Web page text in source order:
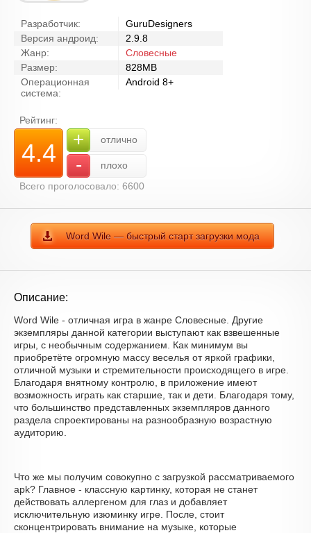
Разработчик:
GuruDesigners
Версия андроид:
2.9.8
Жанр:
Словесные
Размер:
828MB
Операционная
система:
Android 8+
Рейтинг:
4.4 + отлично
-
плохо
Всего проголосовало: 6600
Word Wile — быстрый старт загрузки мода
Описание:
Word Wile - отличная игра в жанре Словесные. Другие
экземпляры данной категории выступают как взвешенные
игры, с необычным содержанием. Как минимум вы
приобретёте огромную массу веселья от яркой графики,
отличной музыки и стремительности происходящего в игре.
Благодаря внятному контролю, в приложение имеют
возможность играть как старшие, так и дети. Благодаря тому,
что большинство представленных экземпляров данного
раздела спроектированы на разнообразную возрастную
аудиторию.
Что же мы получим совокупно с загрузкой рассматриваемого
apk? Главное - классную картинку, которая не станет
действовать аллергеном для глаз и добавляет
исключительную изюминку игре. После, стоит
сконцентрировать внимание на музыке, которые